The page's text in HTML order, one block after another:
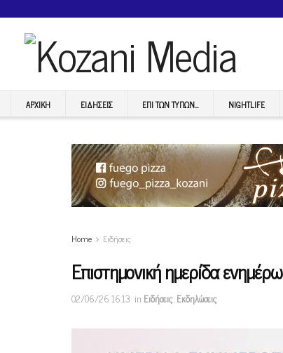
ΑΡΧΙΚΉ ΕΙΔΉΣΕΙΣ ΕΠI ΤΩΝ ΤΥΠΩΝ… NIGHTLIFE
Home Ειδήσεις
Επιστημονική ημερίδα
02/06/26 16:13 in Ειδήσεις,Εκδηλώσεις